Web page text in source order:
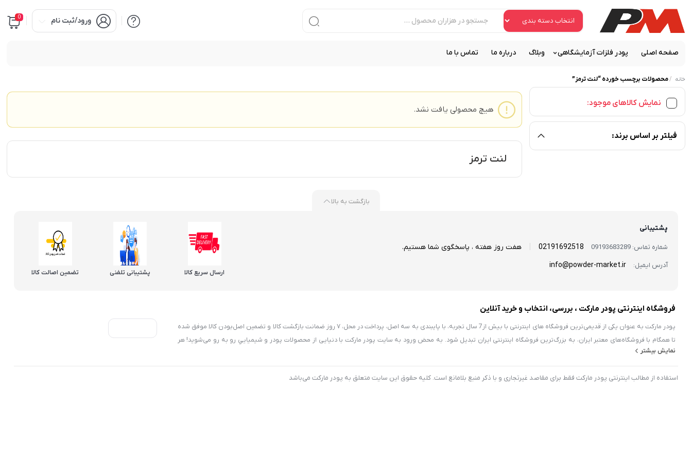
ورود/ثبت نام 0
صفحه اصلی پودر فلزات آزمایشگاهی وبلاگ درباره ما تماس با ما
خانه /محصولات برچسب خورده “لنت ترمز”
نمایش کالاهای موجود:
فیلتر بر اساس برند:
هیچ محصولی یافت نشد.
لنت ترمز
بازگشت به بالا
پشتیبانی
شماره تماس: 09193683289 02191692518 هفت روز هفته ، پاسخگوی شما هستیم.
آدرس ایمیل: info@powder-market.ir
ارسال سریع کالا پشتیبانی تلفنی تضمین اصالت کالا
فروشگاه اینترنتی پودر مارکت ، بررسی، انتخاب و خرید آنلاین
پودر مارکت به عنوان یکی از قدیمی‌ترین فروشگاه های اینترنتی با بیش از7 سال تجربه، با پایبندی به سه اصل، پرداخت در محل، ۷ روز ضمانت بازگشت کالا و تضمین اصل‌بودن کالا موفق شده
تا همگام با فروشگاه‌های معتبر ايران، به بزرگ‌ترین فروشگاه اینترنتی ایران تبدیل شود. به محض ورود به سایت پودر مارکت با دنیایی از محصولات پودر و شيميايي رو به رو می‌شوید! هر
آنچه که نیاز دارید در اینجا پیدا خواهید کرد.
نمایش بیشتر
استفاده از مطالب اینترنتی پودر مارکت فقط برای مقاصد غیرتجاری و با ذکر منبع بلامانع است. کلیه حقوق این سایت متعلق به پودر مارکت می‌باشد